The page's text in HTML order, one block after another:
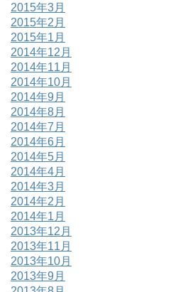
2015年3月
2015年2月
2015年1月
2014年12月
2014年11月
2014年10月
2014年9月
2014年8月
2014年7月
2014年6月
2014年5月
2014年4月
2014年3月
2014年2月
2014年1月
2013年12月
2013年11月
2013年10月
2013年9月